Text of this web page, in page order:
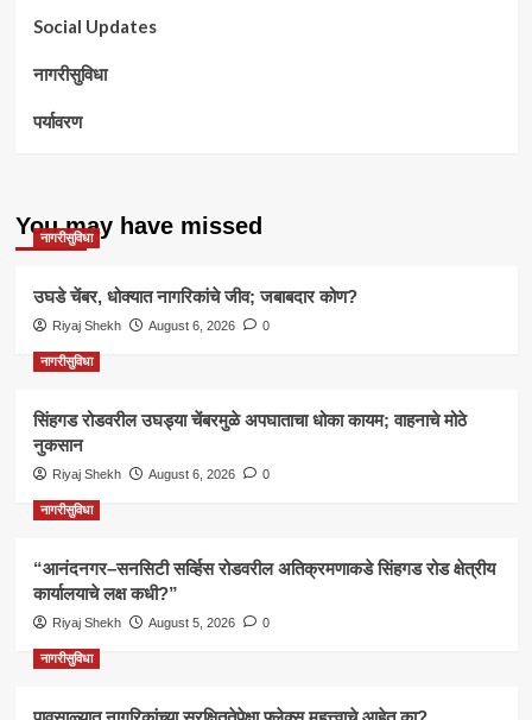
Social Updates
नागरीसुविधा
पर्यावरण
You may have missed
नागरीसुविधा
उघडे चेंबर, धोक्यात नागरिकांचे जीव; जबाबदार कोण?
Riyaj Shekh August 6, 2026 0
नागरीसुविधा
सिंहगड रोडवरील उघड्या चेंबरमुळे अपघाताचा धोका कायम; वाहनाचे मोठे
नुकसान
Riyaj Shekh August 6, 2026 0
नागरीसुविधा
“आनंदनगर–सनसिटी सर्व्हिस रोडवरील अतिक्रमणाकडे सिंहगड रोड क्षेत्रीय
कार्यालयाचे लक्ष कधी?”
Riyaj Shekh August 5, 2026 0
नागरीसुविधा